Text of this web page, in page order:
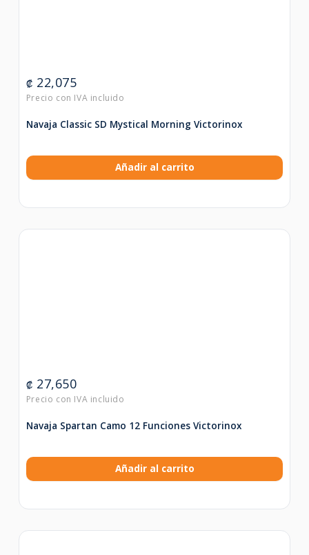
₡ 22,075
Navaja Classic SD Mystical Morning Victorinox
Añadir al carrito
₡ 27,650
Navaja Spartan Camo 12 Funciones Victorinox
Añadir al carrito